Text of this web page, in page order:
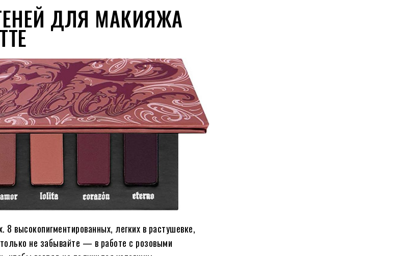
ТЕНЕЙ ДЛЯ МАКИЯЖА
высокопигментированных, легких в растушевке,
не забывайте — в работе с розовыми